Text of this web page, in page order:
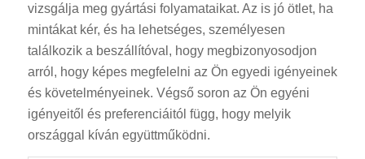
vizsgálja meg gyártási folyamataikat. Az is jó ötlet, ha
mintákat kér, és ha lehetséges, személyesen
találkozik a beszállítóval, hogy megbizonyosodjon
arról, hogy képes megfelelni az Ön egyedi igényeinek
és követelményeinek. Végső soron az Ön egyéni
igényeitől és preferenciáitól függ, hogy melyik
országgal kíván együttműködni.